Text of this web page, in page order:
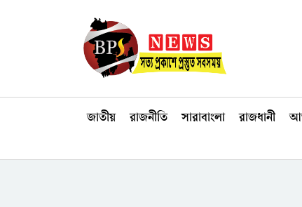
জাতীয় রাজনীতি সারাবাংলা রাজধানী